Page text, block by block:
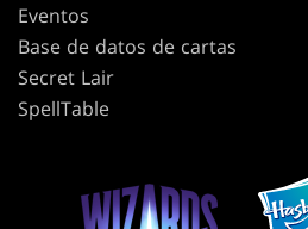
Eventos
Base de datos de cartas
Secret Lair
SpellTable